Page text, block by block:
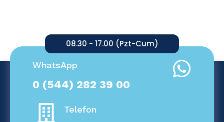
08.30 - 17.00 (Pzt-Cum)
WhatsApp
0 (544) 282 39 00
Telefon